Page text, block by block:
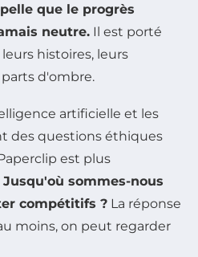
que le progrès
neutre. Il est porté
histoires, leurs
d'ombre.
artificielle et les
des questions éthiques
est plus
Jusqu'où sommes-nous
compétitifs ? La réponse
moins, on peut regarder